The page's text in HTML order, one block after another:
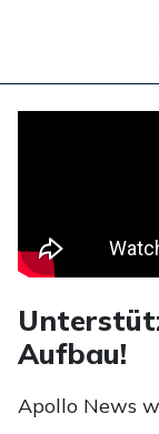
Aufbau!
Apollo News